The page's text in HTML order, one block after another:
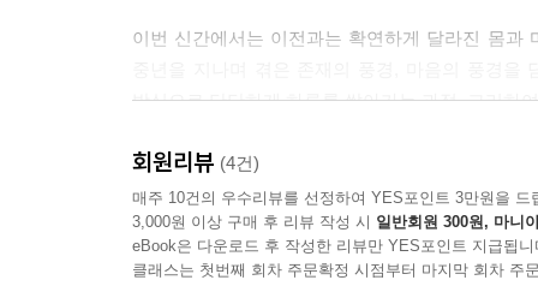
내 안에 고여 있는 시간들을 헤아려본다. 소녀로,
그만 슬픔에 빠져버렸다는 걸 깨달았다.
내 몸은 무엇으로 이루어져 있을까?
단어와 문장이 아니라 세제와 화장품과 신발로?
그동안 흘려보내버렸다고 생각했던 나의 시간들
이번 신간에서는 이전과는 확연하게 달라진 몸과
방식으로 단단하게 하루를 쌓아가는 과정, 그리하
두려움 없이 무엇이든 할 수 있고 어디에든 갈
익숙해질 법도 하건만 이따금 막막하고 휘청거리
맛볼 수 있는 것은 눈에 보이는 수치와 결과가 아
시기이기 때문이다.
회원리뷰 (4건)
매주 10건의 우수리뷰를 선정하여 YES포인트 3만원을 드
3,000원 이상 구매 후 리뷰 작성 시 일반회원 300원, 마니
eBook은 다운로드 후 작성한 리뷰만 YES포인트 지급됩니
클래스는 첫번째 회차 주문확정 시점부터 마지막 회차 주